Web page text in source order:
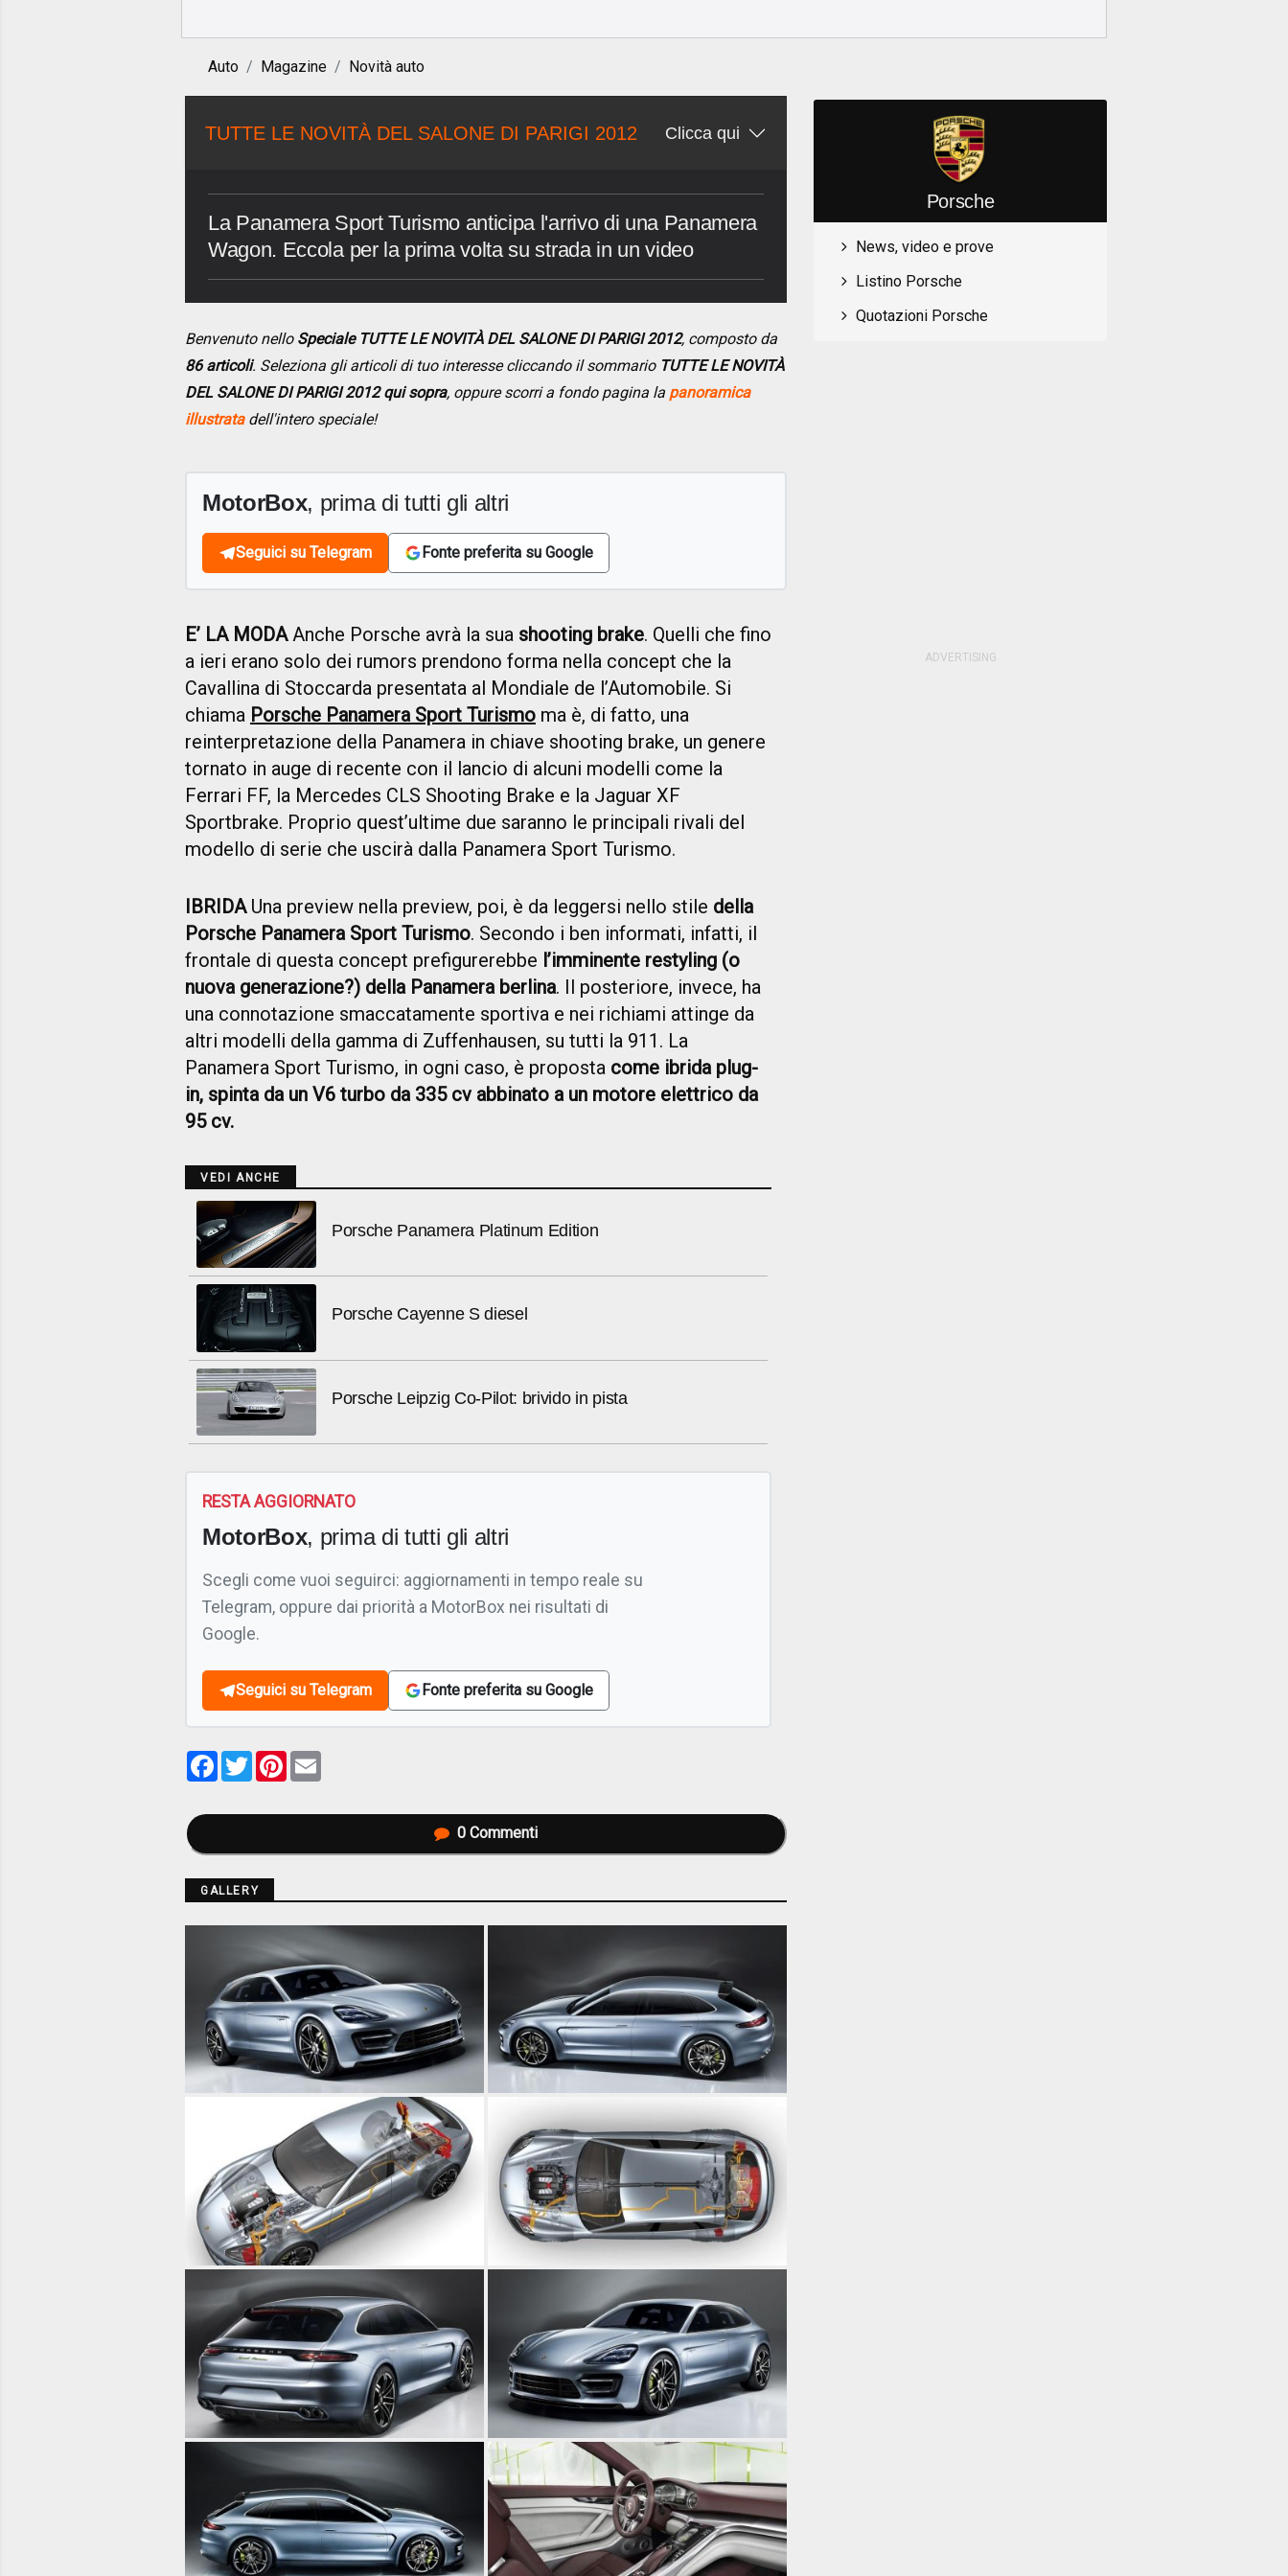
Auto Magazine Novità auto
TUTTE LE NOVITÀ DEL SALONE DI PARIGI 2012 Clicca qui
La Panamera Sport Turismo anticipa l'arrivo di una Panamera
Wagon. Eccola per la prima volta su strada in un video
Benvenuto nello Speciale TUTTE LE NOVITÀ DEL SALONE DI PARIGI 2012, composto da
86 articoli. Seleziona gli articoli di tuo interesse cliccando il sommario TUTTE LE NOVITÀ
DEL SALONE DI PARIGI 2012 qui sopra, oppure scorri a fondo pagina la panoramica
illustratadell'intero speciale!
MotorBox, prima di tutti gli altri
Seguici su Telegram Fonte preferita su Google
E’ LA MODAAnche Porsche avrà la sua shooting brake. Quelli che fino
a ieri erano solo dei rumors prendono forma nella concept che la
Cavallina di Stoccarda presentata al Mondiale de l’Automobile. Si
chiama Porsche Panamera Sport Turismo ma è, di fatto, una
reinterpretazione della Panamera in chiave shooting brake, un genere
tornato in auge di recente con il lancio di alcuni modelli come la
Ferrari FF, la Mercedes CLS Shooting Brake e la Jaguar XF
Sportbrake. Proprio quest’ultime due saranno le principali rivali del
modello di serie che uscirà dalla Panamera Sport Turismo.
IBRIDAUna preview nella preview, poi, è da leggersi nello stile della
Porsche Panamera Sport Turismo. Secondo i ben informati, infatti, il
frontale di questa concept prefigurerebbe l’imminente restyling (o
nuova generazione?) della Panamera berlina. Il posteriore, invece, ha
una connotazione smaccatamente sportiva e nei richiami attinge da
altri modelli della gamma di Zuffenhausen, su tutti la 911. La
Panamera Sport Turismo, in ogni caso, è proposta come ibrida plug-
in, spinta da un V6 turbo da 335 cv abbinato a un motore elettrico da
95 cv.
VEDI ANCHE
Porsche Panamera Platinum Edition
Porsche Cayenne S diesel
Porsche Leipzig Co-Pilot: brivido in pista
RESTA AGGIORNATO
MotorBox, prima di tutti gli altri
Scegli come vuoi seguirci: aggiornamenti in tempo reale su
Telegram, oppure dai priorità a MotorBox nei risultati di
Google.
Seguici su Telegram Fonte preferita su Google
Facebook
TwitterPinterest
0 Commenti
GALLERY
Porsche
News, video e prove
Listino Porsche
Quotazioni Porsche